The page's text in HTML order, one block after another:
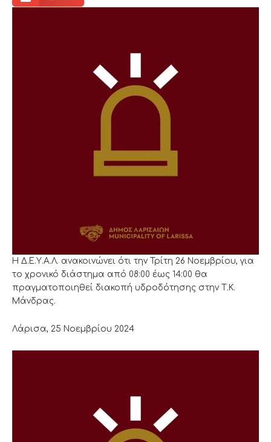
Η Δ.Ε.Υ.Α.Λ. ανακοινώνει ότι την Τρίτη 26 Νοεμβρίου, για
το χρονικό διάστημα από 08:00 έως 14:00 θα
πραγματοποιηθεί διακοπή υδροδότησης στην Τ.Κ.
Μάνδρας.
Λάρισα, 25 Νοεμβρίου 2024